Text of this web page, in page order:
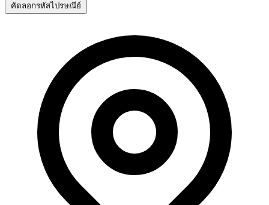
คัดลอกรหัสไปรษณีย์